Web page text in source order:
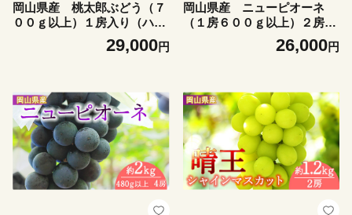
岡山県産 桃太郎ぶどう（７
００ｇ以上）１房入り（ハッ
クルベリーフィン）29,000円
岡山県産 ニューピオーネ
（１房６００ｇ以上）２房入
り（ハックルベリーフィン）
26,000円